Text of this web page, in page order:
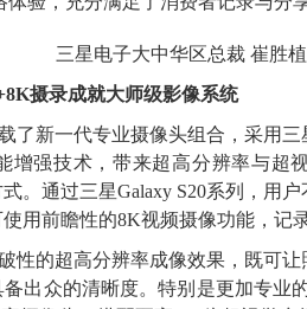
三星电子大中华区总裁 崔胜植
摄录成就大师级影像系统
了新一代专业摄像头组合，采用
增强技术，带来超高分辨率与超
。通过三星Galaxy S20系列，用
用前瞻性的8K视频摄像功能，记
性的超高分辨率成像效果，既可
出众的清晰度。特别是更加专业